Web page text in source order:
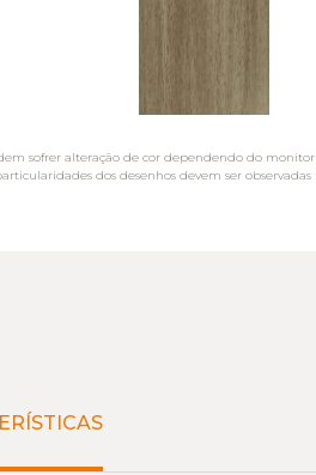
sofrer alteração de cor dependendo do
dos desenhos devem ser